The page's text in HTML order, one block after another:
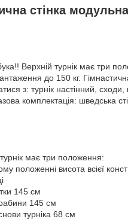
стінка
Верхній турнік має три
до 150 кг.
з: турнік настінний, сходи,
комплектація: шведська
має три положення:
положенні висота всієї
145 см
145 см
турніка 68 см